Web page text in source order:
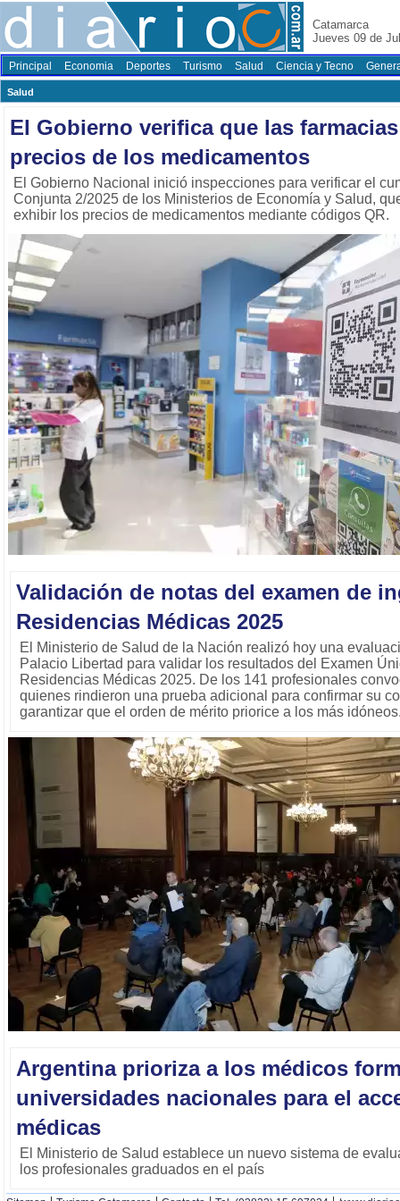
Catamarca
Jueves 09 de
Principal Economia Deportes Turismo Salud Ciencia y Tecno
Salud
El Gobierno verifica que las
precios de los medicamentos
El Gobierno Nacional inició inspecciones para verificar el
Conjunta 2/2025 de los Ministerios de Economía y Salud,
exhibir los precios de medicamentos mediante códigos QR.
Validación de notas del examen de
Residencias Médicas 2025
El Ministerio de Salud de la Nación realizó hoy una
Palacio Libertad para validar los resultados del Examen
Residencias Médicas 2025. De los 141 profesionales
quienes rindieron una prueba adicional para confirmar su
garantizar que el orden de mérito priorice a los más
Argentina prioriza a los médicos
universidades nacionales para el
médicas
El Ministerio de Salud establece un nuevo sistema de
los profesionales graduados en el país